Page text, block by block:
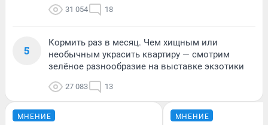
31 054 18
5
Кормить раз в месяц. Чем хищным или
необычным украсить квартиру — смотрим
зелёное разнообразие на выставке экзотики
27 083 13
МНЕНИЕ МНЕНИЕ